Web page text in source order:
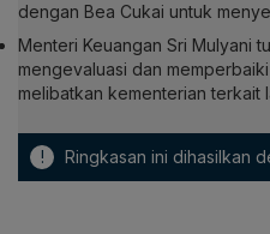
dengan Bea Cukai untuk
Menteri Keuangan Sri Mulyani
mengevaluasi dan
melibatkan kementerian terkait
! Ringkasan ini dihasilkan